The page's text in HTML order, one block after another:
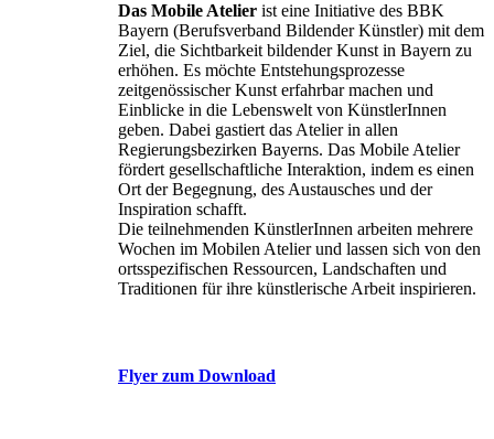
Das Mobile Atelier ist eine Initiative des BBK
Bayern (Berufsverband Bildender Künstler) mit dem
Ziel, die Sichtbarkeit bildender Kunst in Bayern zu
erhöhen. Es möchte Entstehungsprozesse
zeitgenössischer Kunst erfahrbar machen und
Einblicke in die Lebenswelt von KünstlerInnen
geben. Dabei gastiert das Atelier in allen
Regierungsbezirken Bayerns. Das Mobile Atelier
fördert gesellschaftliche Interaktion, indem es einen
Ort der Begegnung, des Austausches und der
Inspiration schafft.
Die teilnehmenden KünstlerInnen arbeiten mehrere
Wochen im Mobilen Atelier und lassen sich von den
ortsspezifischen Ressourcen, Landschaften und
Traditionen für ihre künstlerische Arbeit inspirieren.
Flyer zum Download